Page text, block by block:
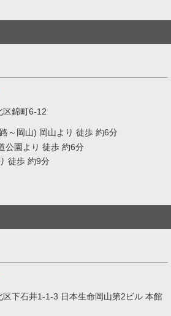
区錦町6-12
～岡山) 岡山より 徒歩 約6分
公園より 徒歩 約6分
徒歩 約9分
区下石井1-1-3 日本生命岡山第2ビル 本館